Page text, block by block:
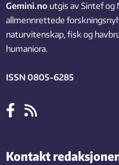
Gemini.no utgis av Sintef
allmennrettede
naturvitenskap, fisk og
humaniora.
ISSN 0805-6285
Kontakt